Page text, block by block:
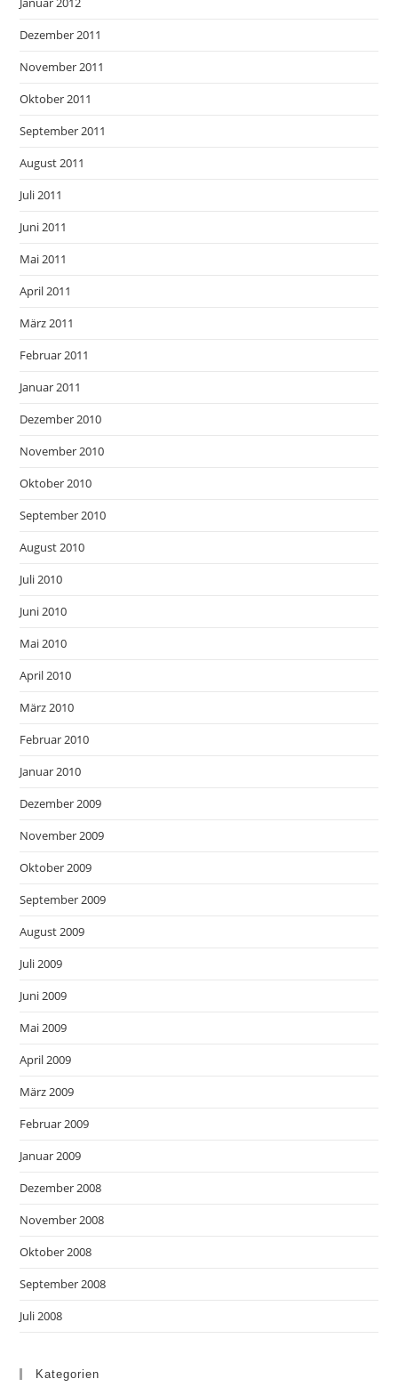
Dezember 2011
November 2011
Oktober 2011
September 2011
August 2011
Juli 2011
Juni 2011
Mai 2011
April 2011
März 2011
Februar 2011
Januar 2011
Dezember 2010
November 2010
Oktober 2010
September 2010
August 2010
Juli 2010
Juni 2010
Mai 2010
April 2010
März 2010
Februar 2010
Januar 2010
Dezember 2009
November 2009
Oktober 2009
September 2009
August 2009
Juli 2009
Juni 2009
Mai 2009
April 2009
März 2009
Februar 2009
Januar 2009
Dezember 2008
November 2008
Oktober 2008
September 2008
Juli 2008
Kategorien